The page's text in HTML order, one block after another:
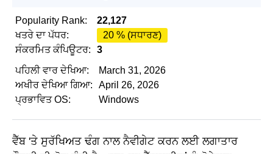
Popularity Rank:
22,127
ਖਤਰੇ ਦਾ ਪੱਧਰ:
20 % (ਸਧਾਰਣ)
ਸੰਕਰਮਿਤ ਕੰਪਿਊਟਰ:
3
ਪਹਿਲੀ ਵਾਰ ਦੇਖਿਆ:
March 31, 2026
ਅਖੀਰ ਦੇਖਿਆ ਗਿਆ:
April 26, 2026
ਪ੍ਰਭਾਵਿਤ OS:
Windows
ਵੈੱਬ 'ਤੇ ਸੁਰੱਖਿਅਤ ਢੰਗ ਨਾਲ ਨੈਵੀਗੇਟ ਕਰਨ ਲਈ ਲਗਾਤਾਰ